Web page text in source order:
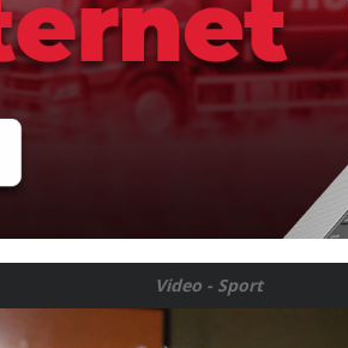
Video - Sport